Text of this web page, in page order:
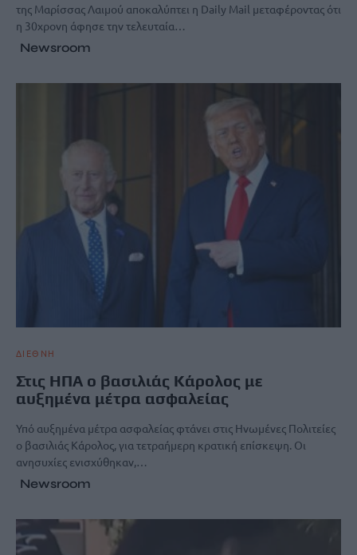
της Μαρίσσας Λαιμού αποκαλύπτει η Daily Mail μεταφέροντας ότι
η 30χρονη άφησε την τελευταία…
Newsroom
ΔΙΕΘΝΗ
Στις ΗΠΑ ο βασιλιάς Κάρολος με
αυξημένα μέτρα ασφαλείας
Υπό αυξημένα μέτρα ασφαλείας φτάνει στις Ηνωμένες Πολιτείες
ο βασιλιάς Κάρολος, για τετραήμερη κρατική επίσκεψη. Οι
ανησυχίες ενισχύθηκαν,…
Newsroom